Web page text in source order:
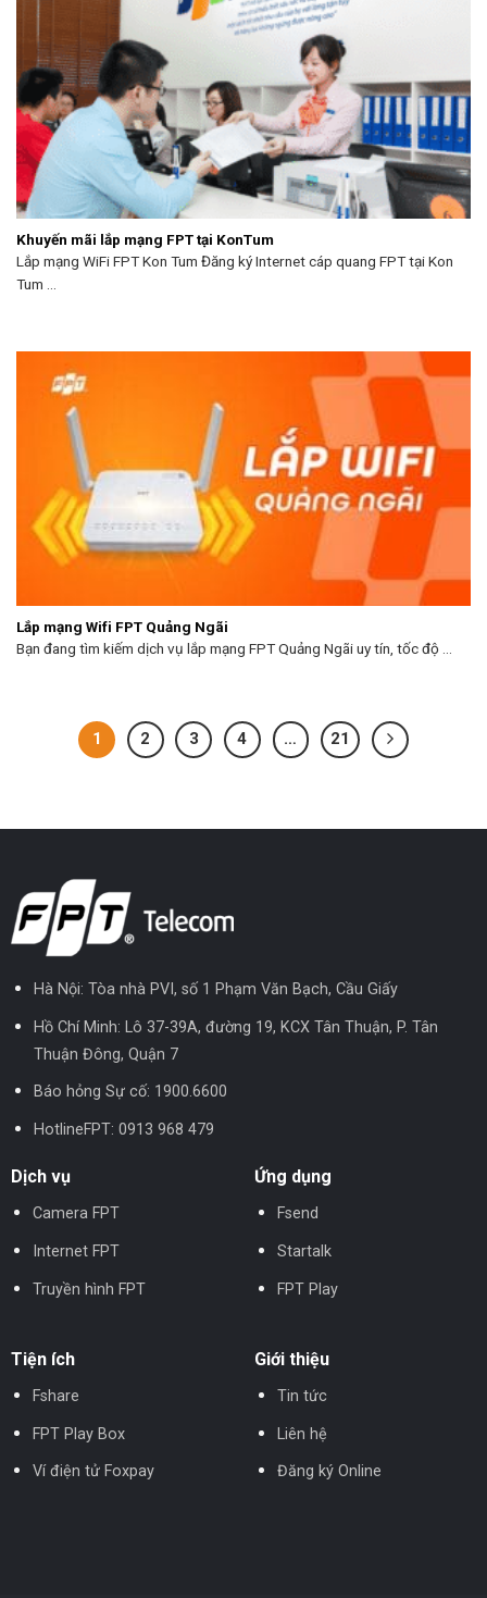
Khuyến mãi lắp mạng FPT tại KonTum
Lắp mạng WiFi FPT Kon Tum Đăng ký Internet cáp quang FPT tại Kon
Tum ...
Lắp mạng Wifi FPT Quảng Ngãi
Bạn đang tìm kiếm dịch vụ lắp mạng FPT Quảng Ngãi uy tín, tốc độ ...
1 2 3 4 … 21
Hà Nội: Tòa nhà PVI, số 1 Phạm Văn Bạch, Cầu Giấy
Hồ Chí Minh: Lô 37-39A, đường 19, KCX Tân Thuận, P. Tân
Thuận Đông, Quận 7
Báo hỏng Sự cố: 1900.6600
HotlineFPT: 0913 968 479
Dịch vụ
Camera FPT
Internet FPT
Truyền hình FPT
Ứng dụng
Fsend
Startalk
FPT Play
Tiện ích
Fshare
FPT Play Box
Ví điện tử Foxpay
Giới thiệu
Tin tức
Liên hệ
Đăng ký Online